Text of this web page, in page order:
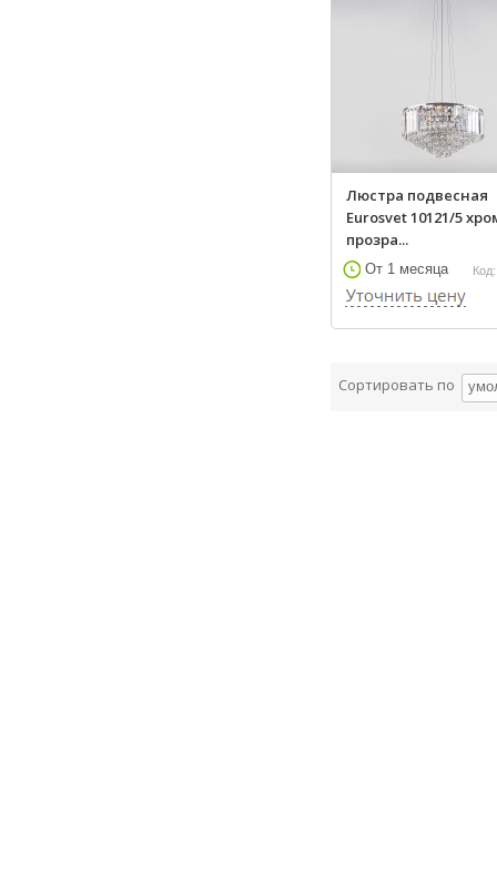
Люстра подвесная
Eurosvet 10121/5
прозра...
От 1 месяца
Сортировать по